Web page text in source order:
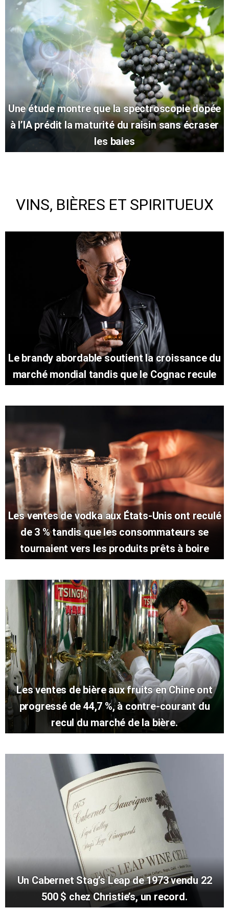
Une étude montre que la spectroscopie dopée
à l’IA prédit la maturité du raisin sans écraser
les baies
VINS, BIÈRES ET SPIRITUEUX
Le brandy abordable soutient la croissance du
marché mondial tandis que le Cognac recule
Les ventes de vodka aux États-Unis ont reculé
de 3 % tandis que les consommateurs se
tournaient vers les produits prêts à boire
Les ventes de bière aux fruits en Chine ont
progressé de 44,7 %, à contre-courant du
recul du marché de la bière.
Un Cabernet Stag’s Leap de 1973 vendu 22
500 $ chez Christie’s, un record.